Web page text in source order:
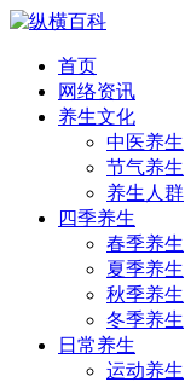
首页
网络资讯
养生文化
中医养生
节气养生
养生人群
四季养生
春季养生
夏季养生
秋季养生
冬季养生
日常养生
运动养生